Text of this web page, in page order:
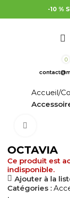
-10 %
0
Accueil
OCTAVIA
Ce produit est
indisponible.
Ajouter à la
Catégories :